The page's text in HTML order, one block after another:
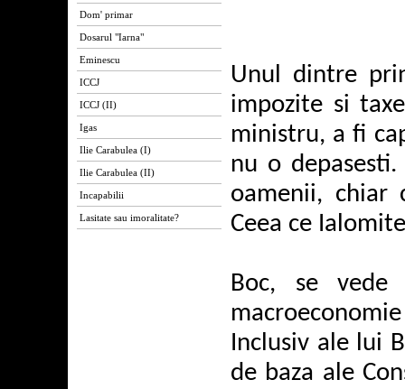
Dom' primar
Dosarul "Iarna"
Eminescu
ICCJ
ICCJ (II)
Igas
Ilie Carabulea (I)
Ilie Carabulea (II)
Incapabilii
Lasitate sau imoralitate?
Unul dintre
impozite si
ministru, a fi
nu o
oamenii, chiar
Ceea ce
Boc, se
Inclusiv ale lui
de baza ale